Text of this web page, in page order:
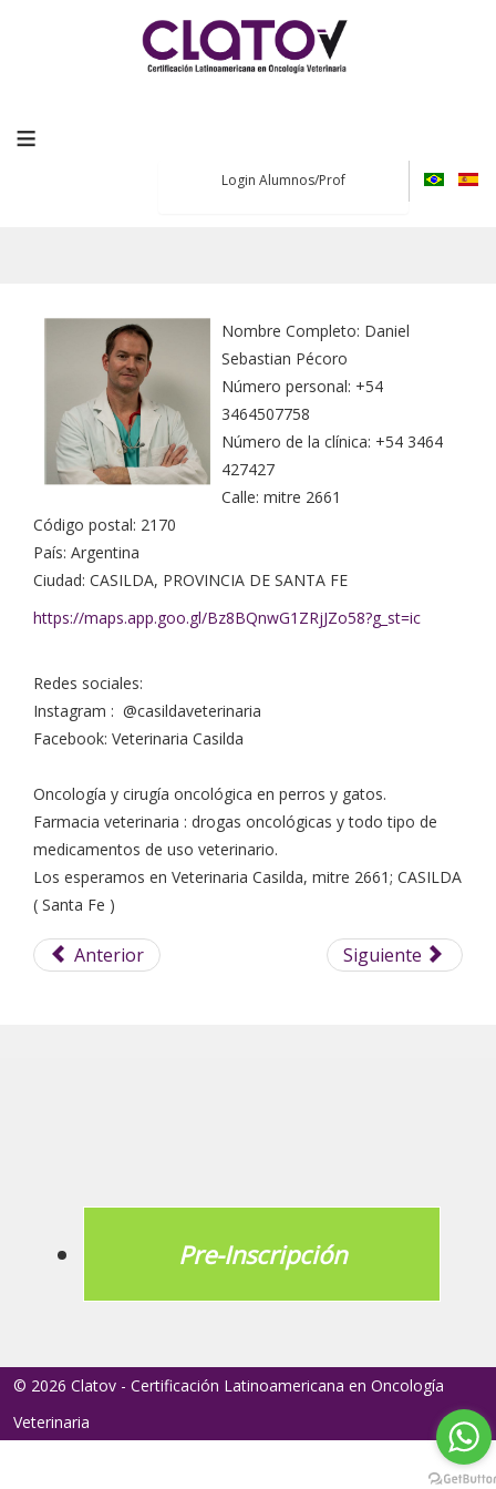
≡
Login Alumnos/Prof
Nombre Completo: Daniel
Sebastian Pécoro
Número personal: +54
3464507758
Número de la clínica: +54 3464
427427
Calle: mitre 2661
Código postal: 2170
País: Argentina
Ciudad: CASILDA, PROVINCIA DE SANTA FE
https://maps.app.goo.gl/Bz8BQnwG1ZRjJZo58?g_st=ic
Redes sociales:
Instagram : @casildaveterinaria
Facebook: Veterinaria Casilda
Oncología y cirugía oncológica en perros y gatos.
Farmacia veterinaria : drogas oncológicas y todo tipo de
medicamentos de uso veterinario.
Los esperamos en Veterinaria Casilda, mitre 2661; CASILDA
( Santa Fe )
Anterior Siguiente
Pre-Inscripción
© 2026 Clatov - Certificación Latinoamericana en Oncología
Veterinaria